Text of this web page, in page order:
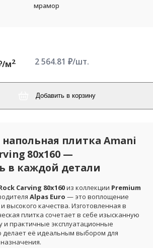
мрамор
м2 2 564.81 ₽/шт.
Добавить в корзину
плитка Amani
80x160 —
в каждой детали
Carving 80x160из коллекции Premium
Alpas Euro — это воплощение
высокого качества. Изготовленная в
плитка сочетает в себе изысканную
и практичные эксплуатационные
делает её идеальным выбором для